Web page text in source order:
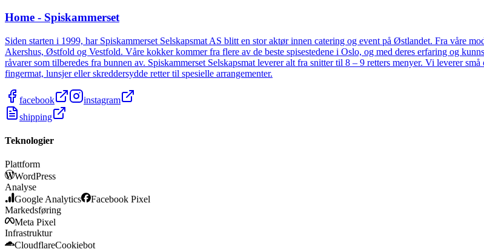
Home - Spiskammerset
Siden starten i 1999, har Spiskammerset Selskapsmat AS blitt en stor aktør innen catering og event på Østlandet. Fra våre
Akershus, Østfold og Vestfold. Våre kokker kommer fra flere av de beste spisestedene i Oslo, og med deres erfaring og
råvarer som tilberedes fra bunnen av. Spiskammerset Selskapsmat leverer alt fra snitter til 8 – 9 retters menyer. Vi leverer
fingermat, lunsjer eller skreddersydde retter til spesielle arrangementer.
facebook
instagram
shipping
Teknologier
Plattform
WordPress
Analyse
Google Analytics
Facebook Pixel
Markedsføring
Meta Pixel
Infrastruktur
CloudflareCookiebot